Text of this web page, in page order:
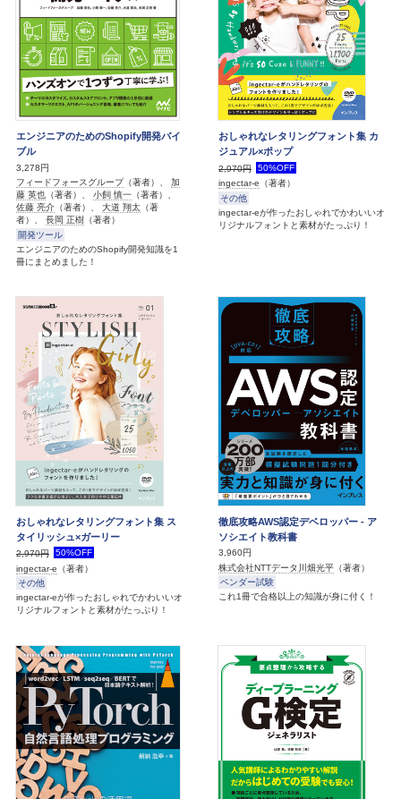
エンジニアのためのShopify開発バイ
ブル
3,278円
フィードフォースグループ（著者）、 加
藤 英也 （著者）、 小飼 慎一 （著者）、
佐藤 亮介 （著者）、 大道 翔太 （著
者）、 長岡 正樹 （著者）
開発ツール
エンジニアのためのShopify開発知識を1
冊にまとめました！
おしゃれなレタリングフォント集 カ
ジュアル×ポップ
2,970円
50%OFF
ingectar-e （著者）
その他
ingectar-eが作ったおしゃれでかわいいオ
リジナルフォントと素材がたっぷり！
おしゃれなレタリングフォント集 ス
タイリッシュ×ガーリー
2,970円
50%OFF
ingectar-e （著者）
その他
ingectar-eが作ったおしゃれでかわいいオ
リジナルフォントと素材がたっぷり！
徹底攻略AWS認定デベロッパー - ア
ソシエイト教科書
3,960円
株式会社NTTデータ川畑光平 （著者）
ベンダー試験
これ1冊で合格以上の知識が身に付く！